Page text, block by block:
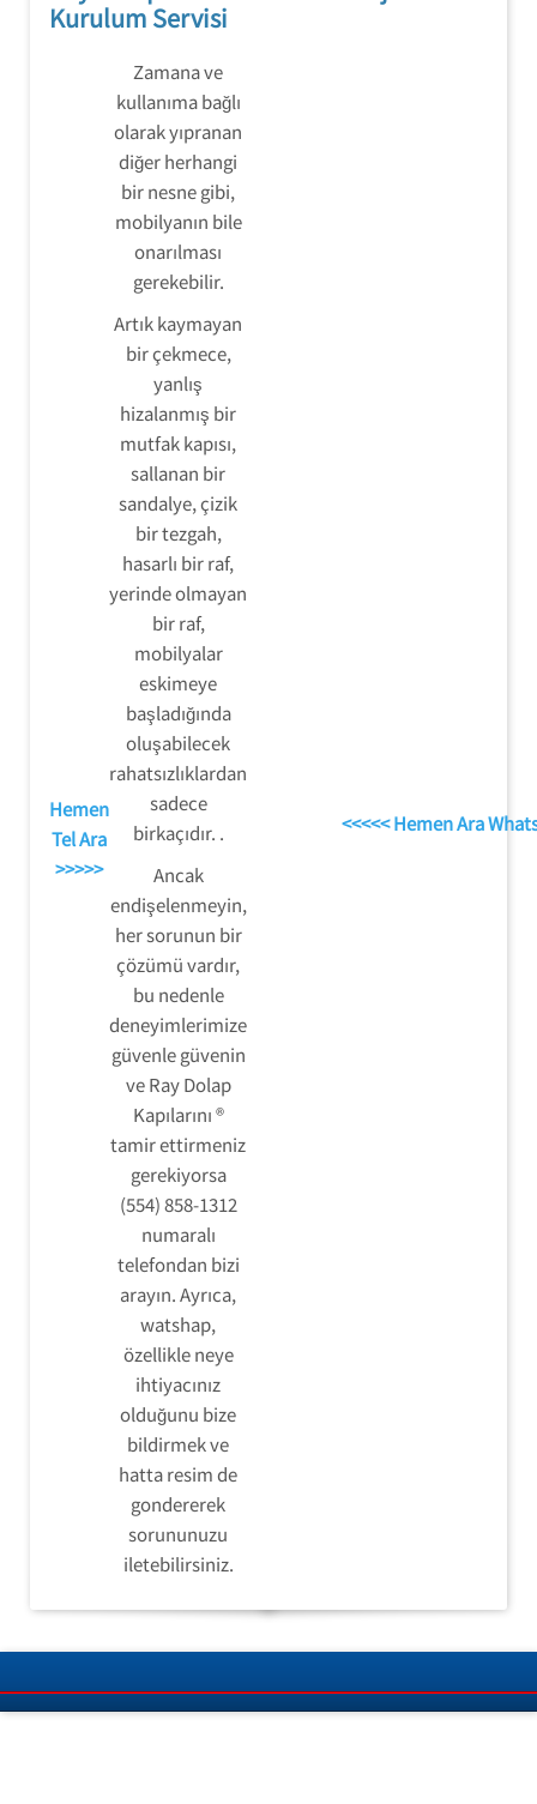
Kurulum Servisi
Hemen
Tel Ara
>>>>>
Zamana ve
kullanıma bağlı
olarak yıpranan
diğer herhangi
bir nesne gibi,
mobilyanın bile
onarılması
gerekebilir.
Artık kaymayan
bir çekmece,
yanlış
hizalanmış bir
mutfak kapısı,
sallanan bir
sandalye, çizik
bir tezgah,
hasarlı bir raf,
yerinde olmayan
bir raf,
mobilyalar
eskimeye
başladığında
oluşabilecek
rahatsızlıklardan
sadece
birkaçıdır. .
Ancak
endişelenmeyin,
her sorunun bir
çözümü vardır,
bu nedenle
deneyimlerimize
güvenle güvenin
ve Ray Dolap
Kapılarını ®
tamir ettirmeniz
gerekiyorsa
(554) 858-1312
numaralı
telefondan bizi
arayın. Ayrıca,
watshap,
özellikle neye
ihtiyacınız
olduğunu bize
bildirmek ve
hatta resim de
gondererek
sorununuzu
iletebilirsiniz.
<<<<< Hemen Ara